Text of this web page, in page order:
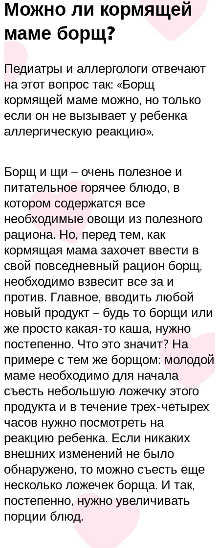
Можно ли кормящей
маме борщ?
Педиатры и аллергологи отвечают
на этот вопрос так: «Борщ
кормящей маме можно, но только
если он не вызывает у ребенка
аллергическую реакцию».
Борщ и щи – очень полезное и
питательное горячее блюдо, в
котором содержатся все
необходимые овощи из полезного
рациона. Но, перед тем, как
кормящая мама захочет ввести в
свой повседневный рацион борщ,
необходимо взвесит все за и
против. Главное, вводить любой
новый продукт – будь то борщи или
же просто какая-то каша, нужно
постепенно. Что это значит? На
примере с тем же борщом: молодой
маме необходимо для начала
съесть небольшую ложечку этого
продукта и в течение трех-четырех
часов нужно посмотреть на
реакцию ребенка. Если никаких
внешних изменений не было
обнаружено, то можно съесть еще
несколько ложечек борща. И так,
постепенно, нужно увеличивать
порции блюд.